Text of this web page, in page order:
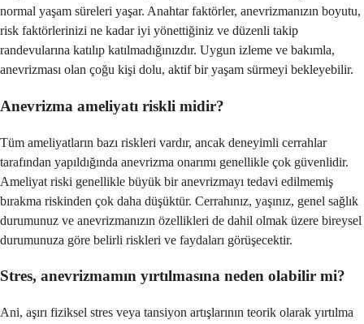
normal yaşam süreleri yaşar. Anahtar faktörler, anevrizmanızın boyutu,
risk faktörlerinizi ne kadar iyi yönettiğiniz ve düzenli takip
randevularına katılıp katılmadığınızdır. Uygun izleme ve bakımla,
anevrizması olan çoğu kişi dolu, aktif bir yaşam sürmeyi bekleyebilir.
Anevrizma ameliyatı riskli midir?
Tüm ameliyatların bazı riskleri vardır, ancak deneyimli cerrahlar
tarafından yapıldığında anevrizma onarımı genellikle çok güvenlidir.
Ameliyat riski genellikle büyük bir anevrizmayı tedavi edilmemiş
bırakma riskinden çok daha düşüktür. Cerrahınız, yaşınız, genel sağlık
durumunuz ve anevrizmanızın özellikleri de dahil olmak üzere bireysel
durumunuza göre belirli riskleri ve faydaları görüşecektir.
Stres, anevrizmamın yırtılmasına neden olabilir mi?
Ani, aşırı fiziksel stres veya tansiyon artışlarının teorik olarak yırtılma